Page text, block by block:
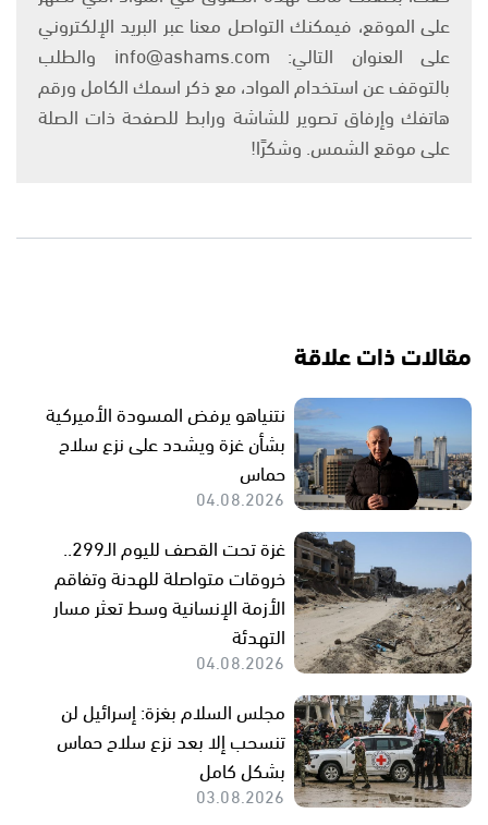
على الموقع، فيمكنك التواصل معنا عبر البريد الإلكتروني
على العنوان التالي: info@ashams.com والطلب
بالتوقف عن استخدام المواد، مع ذكر اسمك الكامل ورقم
هاتفك وإرفاق تصوير للشاشة ورابط للصفحة ذات الصلة
على موقع الشمس. وشكرًا!
مقالات ذات علاقة
نتنياهو يرفض المسودة الأميركية
بشأن غزة ويشدد على نزع سلاح
حماس
04.08.2026
غزة تحت القصف لليوم الـ299..
خروقات متواصلة للهدنة وتفاقم
الأزمة الإنسانية وسط تعثر مسار
التهدئة
04.08.2026
مجلس السلام بغزة: إسرائيل لن
تنسحب إلا بعد نزع سلاح حماس
بشكل كامل
03.08.2026